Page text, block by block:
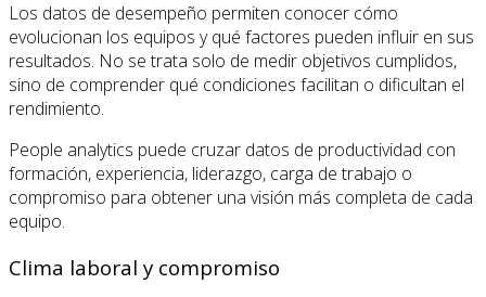
Los datos de desempeño permiten conocer cómo
evolucionan los equipos y qué factores pueden influir en sus
resultados. No se trata solo de medir objetivos cumplidos,
sino de comprender qué condiciones facilitan o dificultan el
rendimiento.
People analytics puede cruzar datos de productividad con
formación, experiencia, liderazgo, carga de trabajo o
compromiso para obtener una visión más completa de cada
equipo.
Clima laboral y compromiso